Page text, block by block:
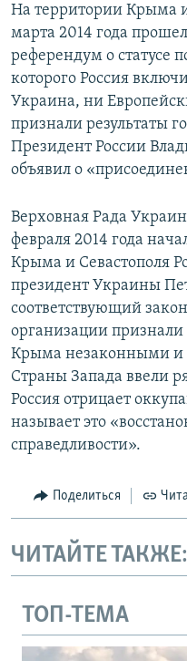
На территории Крыма и
марта 2014 года
референдум о статусе
которого Россия
Украина, ни
признали результаты
Президент России
объявил о
Верховная Рада
февраля 2014 года
Крыма и Севастополя
президент Украины
соответствующий
организации
Крыма незаконными и
Страны Запада ввели
Россия отрицает
называет это
справедливости».
Поделиться
ЧИТАЙТЕ ТАКЖЕ:
ТОП-ТЕМА